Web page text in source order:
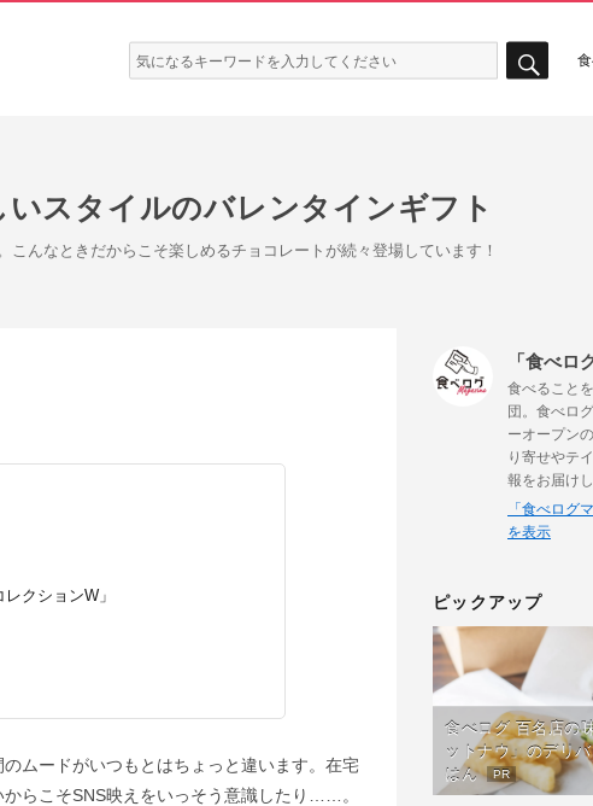
検
索:
スタイルのバレンタインギフト
んなときだからこそ楽しめるチョコレートが続々登場しています！
レクションW」
ムードがいつもとはちょっと違います。在宅
らこそSNS映えをいっそう意識したり……。
「食べロ
食べること
団。食べロ
ーオープン
り寄せやテ
報をお届けし
「食べログ
を表示
ピックアップ
食べログ 百名店の
ットナウ」のデリ
はん
PR